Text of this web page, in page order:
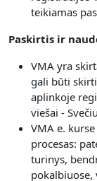
teikiamas
Paskirtis ir
VMA yra
gali būti
aplinkoje
viešai -
VMA e.
procesas:
turinys,
pokalbiuose,